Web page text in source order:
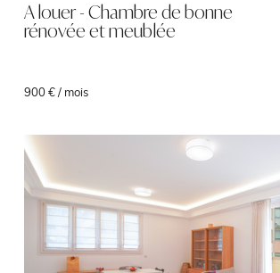
A louer - Chambre de bonne
rénovée et meublée
900 € / mois